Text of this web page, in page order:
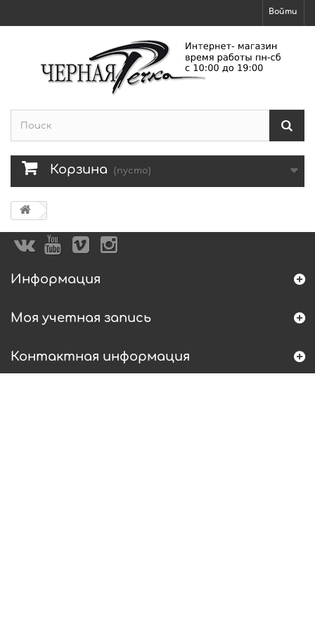
Войти
Корзина (пусто)
Информация
Моя учетная запись
Контактная информация